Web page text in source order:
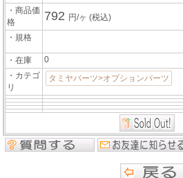
・商品価
格
792 円/ヶ(税込)
・規格
・在庫
0
・カテゴ
リ
タミヤパーツ>オプションパーツ